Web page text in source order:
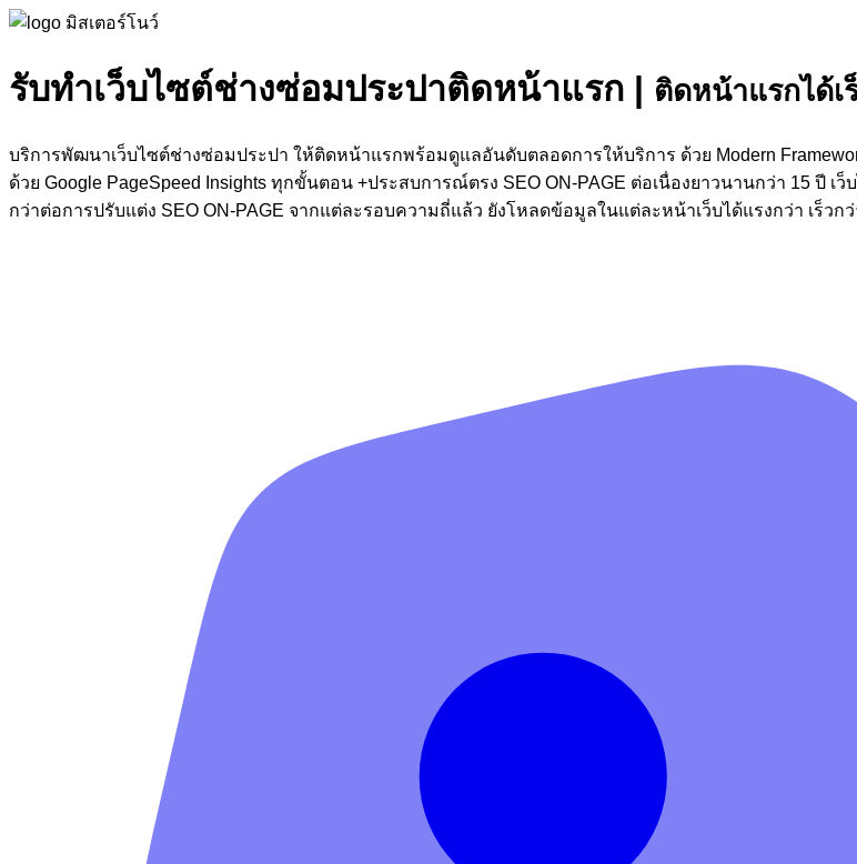
รับทำเว็บไซต์ช่างซ่อมประปาติดหน้าแรก | ติดหน้าแรกได้เ
บริการพัฒนาเว็บไซต์ช่างซ่อมประปา ให้ติดหน้าแรกพร้อมดูแลอันดับตลอดการให้บริการ ด้วย Modern
ด้วย Google PageSpeed Insights ทุกขั้นตอน +ประสบการณ์ตรง SEO ON-PAGE ต่อเนื่องยาวนานกว่า 15
กว่าต่อการปรับแต่ง SEO ON-PAGE จากแต่ละรอบความถี่แล้ว ยังโหลดข้อมูลในแต่ละหน้าเว็บได้แรงกว่า เร็วกว่